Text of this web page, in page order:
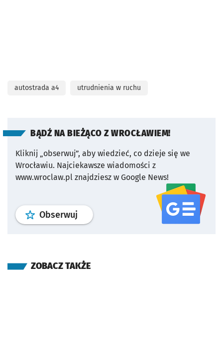
autostrada a4 utrudnienia w ruchu
BĄDŹ NA BIEŻĄCO Z WROCŁAWIEM!
Kliknij „obserwuj”, aby wiedzieć, co dzieje się we
Wrocławiu. Najciekawsze wiadomości z
www.wroclaw.pl znajdziesz w Google News!
Obserwuj profil serwisu
ZOBACZ TAKŻE